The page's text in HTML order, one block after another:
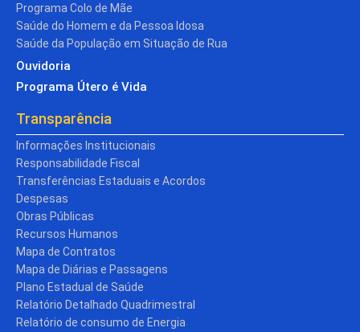
Programa Colo de Mãe
Saúde do Homem e da Pessoa Idosa
Saúde da População em Situação de Rua
Ouvidoria
Programa Útero é Vida
Transparência
Informações Institucionais
Responsabilidade Fiscal
Transferências Estaduais e Acordos
Despesas
Obras Públicas
Recursos Humanos
Mapa de Contratos
Mapa de Diárias e Passagens
Plano Estadual de Saúde
Relatório Detalhado Quadrimestral
Relatório de consumo de Energia